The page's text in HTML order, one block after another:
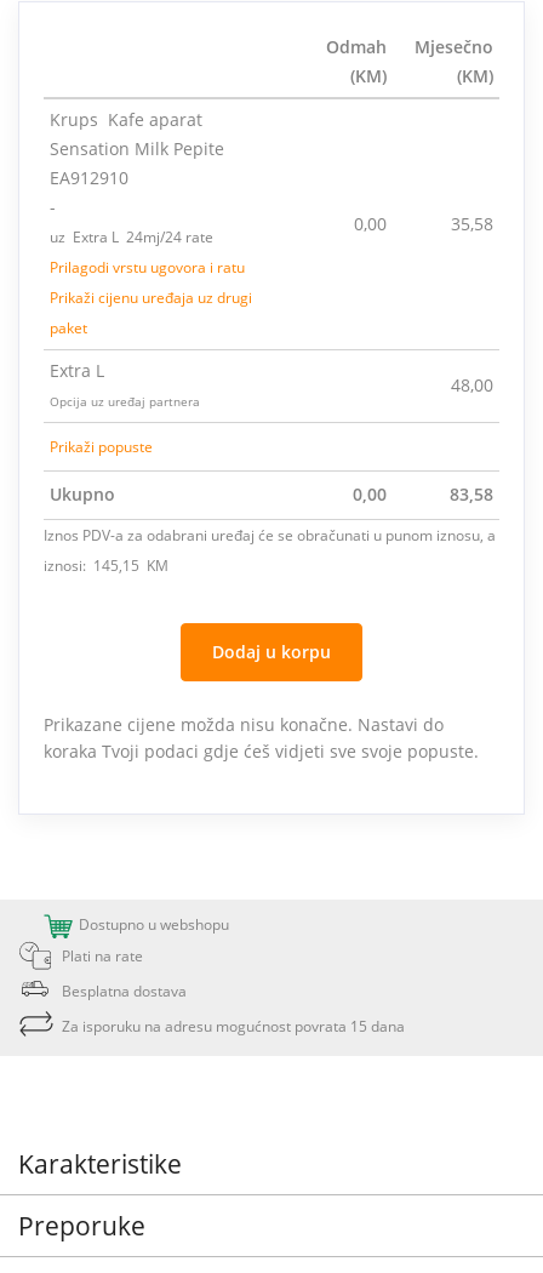
Odmah
(KM)
Mjesečno
(KM)
Krups Kafe aparat
Sensation Milk Pepite
EA912910
-
uz Extra L 24mj/24 rate
Prilagodi vrstu ugovora i ratu
Prikaži cijenu uređaja uz drugi
paket
0,00 35,58
Extra L
Opcija uz uređaj partnera
48,00
Prikaži popuste
Ukupno 0,00 83,58
Iznos PDV-a za odabrani uređaj će se obračunati u punom iznosu, a
iznosi: 145,15 KM
Dodaj u korpu
Prikazane cijene možda nisu konačne. Nastavi do
koraka Tvoji podaci gdje ćeš vidjeti sve svoje popuste.
Dostupno u webshopu
Plati na rate
Besplatna dostava
Za isporuku na adresu mogućnost povrata 15 dana
Karakteristike
Preporuke